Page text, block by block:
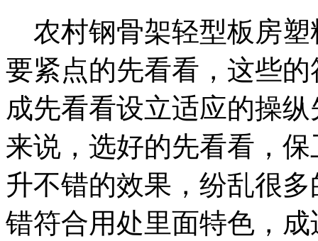
农村钢骨架轻型板房塑
要紧点的先看看，这些
成先看看设立适应的操
来说，选好的先看看，
升不错的效果，纷乱很
错符合用处里面特色，